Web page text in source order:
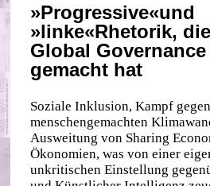
»Progressive«und
»linke«Rhetorik,
Global
gemacht hat
Soziale Inklusion, Kampf
menschengemachten
Ausweitung von Sharing
Ökonomien, was von einer
unkritischen Einstellung